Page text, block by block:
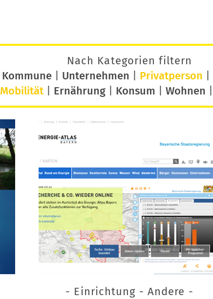
Nach Kategorien filtern
Kommune| Unternehmen Privatperson
Mobilität Ernährung Konsum Wohnen
- Einrichtung - Andere -